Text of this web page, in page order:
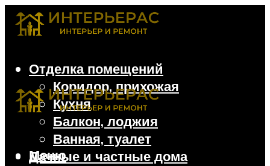
Отделка помещений
Коридор, прихожая
Кухня
Балкон, лоджия
Ванная, туалет
Дачные и частные дома
Меню